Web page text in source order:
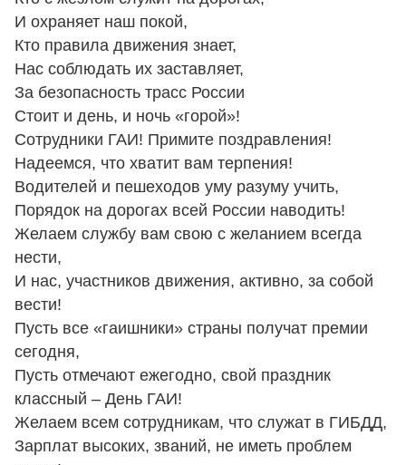
И охраняет наш покой,
Кто правила движения знает,
Нас соблюдать их заставляет,
За безопасность трасс России
Стоит и день, и ночь «горой»!
Сотрудники ГАИ! Примите поздравления!
Надеемся, что хватит вам терпения!
Водителей и пешеходов уму разуму учить,
Порядок на дорогах всей России наводить!
Желаем службу вам свою с желанием всегда
нести,
И нас, участников движения, активно, за собой
вести!
Пусть все «гаишники» страны получат премии
сегодня,
Пусть отмечают ежегодно, свой праздник
классный – День ГАИ!
Желаем всем сотрудникам, что служат в ГИБДД,
Зарплат высоких, званий, не иметь проблем